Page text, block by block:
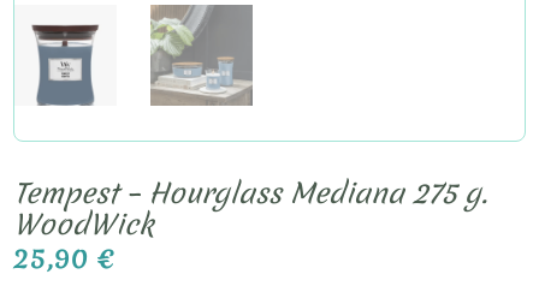
Tempest – Hourglass Mediana 275 g.
WoodWick
25,90€